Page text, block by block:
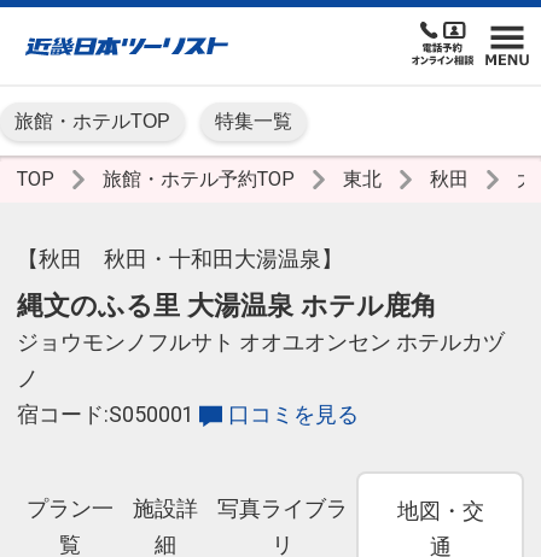
旅館・ホテルTOP 特集一覧
TOP 旅館・ホテル予約TOP 東北 秋田
【秋田 秋田・十和田大湯温泉】
縄文のふる里 大湯温泉 ホテル鹿角
ジョウモンノフルサト オオユオンセン ホテルカヅ
ノ
宿コード:S050001
口コミを見る
プラン一
覧
施設詳
細
写真ライブラ
リ
地図・交
通